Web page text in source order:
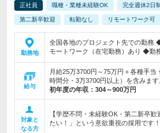
正社員 職種・業種未経験OK 完全週休2日制
第二新卒歓迎 転勤なし リモートワーク可
勤務地
全国各地のプロジェクト先での勤務
モートワーク（在宅勤務）あり ◆勤
給与
月給25万3700円～75万円＋各種手
時間分・3万3700円以上）を含みます
初年度の年収： 304～900万円
対象と
なる方
【学歴不問・未経験OK・第二新卒
たい！」という意欲重視の採用です